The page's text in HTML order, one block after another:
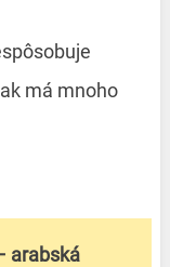
má mnoho
arabská